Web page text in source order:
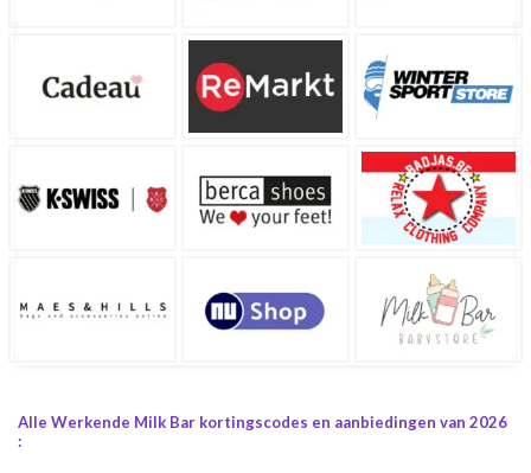
Alle Werkende Milk Bar kortingscodes en aanbiedingen van 2026
: